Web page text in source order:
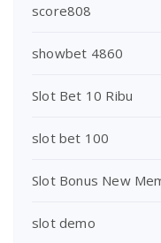
score808
showbet 4860
Slot Bet 10 Ribu
slot bet 100
Slot Bonus New
slot demo